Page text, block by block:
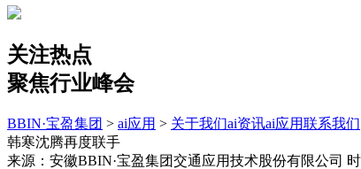
关注热点
聚焦行业峰会
BBIN·宝盈集团 > ai应用 > 关于我们ai资讯ai应用联系我们
韩寒沈腾再度联手
来源：安徽BBIN·宝盈集团交通应用技术股份有限公司